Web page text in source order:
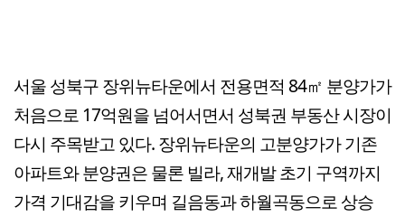
서울 성북구 장위뉴타운에서 전용면적 84㎡ 분양가가
처음으로 17억원을 넘어서면서 성북권 부동산 시장이
다시 주목받고 있다. 장위뉴타운의 고분양가가 기존
아파트와 분양권은 물론 빌라, 재개발 초기 구역까지
가격 기대감을 키우며 길음동과 하월곡동으로 상승